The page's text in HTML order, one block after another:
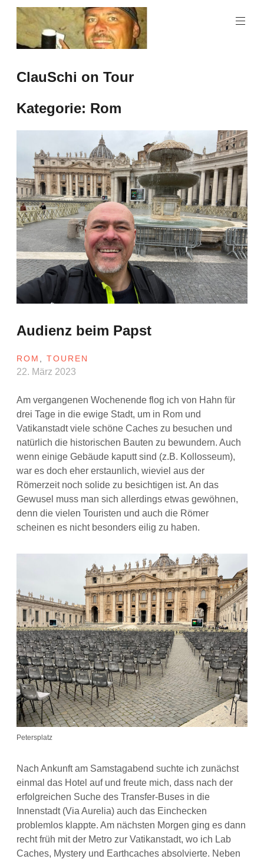
Zum
Inhalt
springen
ClauSchi on Tour
Kategorie: Rom
Audienz beim Papst
ROM ,TOUREN
22. März 2023
Am vergangenen Wochenende flog ich von Hahn für
drei Tage in die ewige Stadt, um in Rom und
Vatikanstadt viele schöne Caches zu besuchen und
natürlich die historischen Bauten zu bewundern. Auch
wenn einige Gebäude kaputt sind (z.B. Kollosseum),
war es doch eher erstaunlich, wieviel aus der
Römerzeit noch solide zu besichtigen ist. An das
Gewusel muss man sich allerdings etwas gewöhnen,
denn die vielen Touristen und auch die Römer
scheinen es nicht besonders eilig zu haben.
Petersplatz
Nach Ankunft am Samstagabend suchte ich zunächst
einmal das Hotel auf und freute mich, dass nach der
erfolgreichen Suche des Transfer-Buses in die
Innenstadt (Via Aurelia) auch das Einchecken
problemlos klappte. Am nächsten Morgen ging es dann
recht früh mit der Metro zur Vatikanstadt, wo ich Lab
Caches, Mystery und Earthcaches absolvierte. Neben